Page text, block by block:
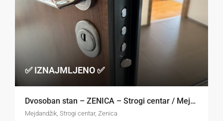
✅ IZNAJMLJENO ✅
Dvosoban stan – ZENICA – Strogi centar / Mejdandžik
Mejdandžik, Strogi centar, Zenica